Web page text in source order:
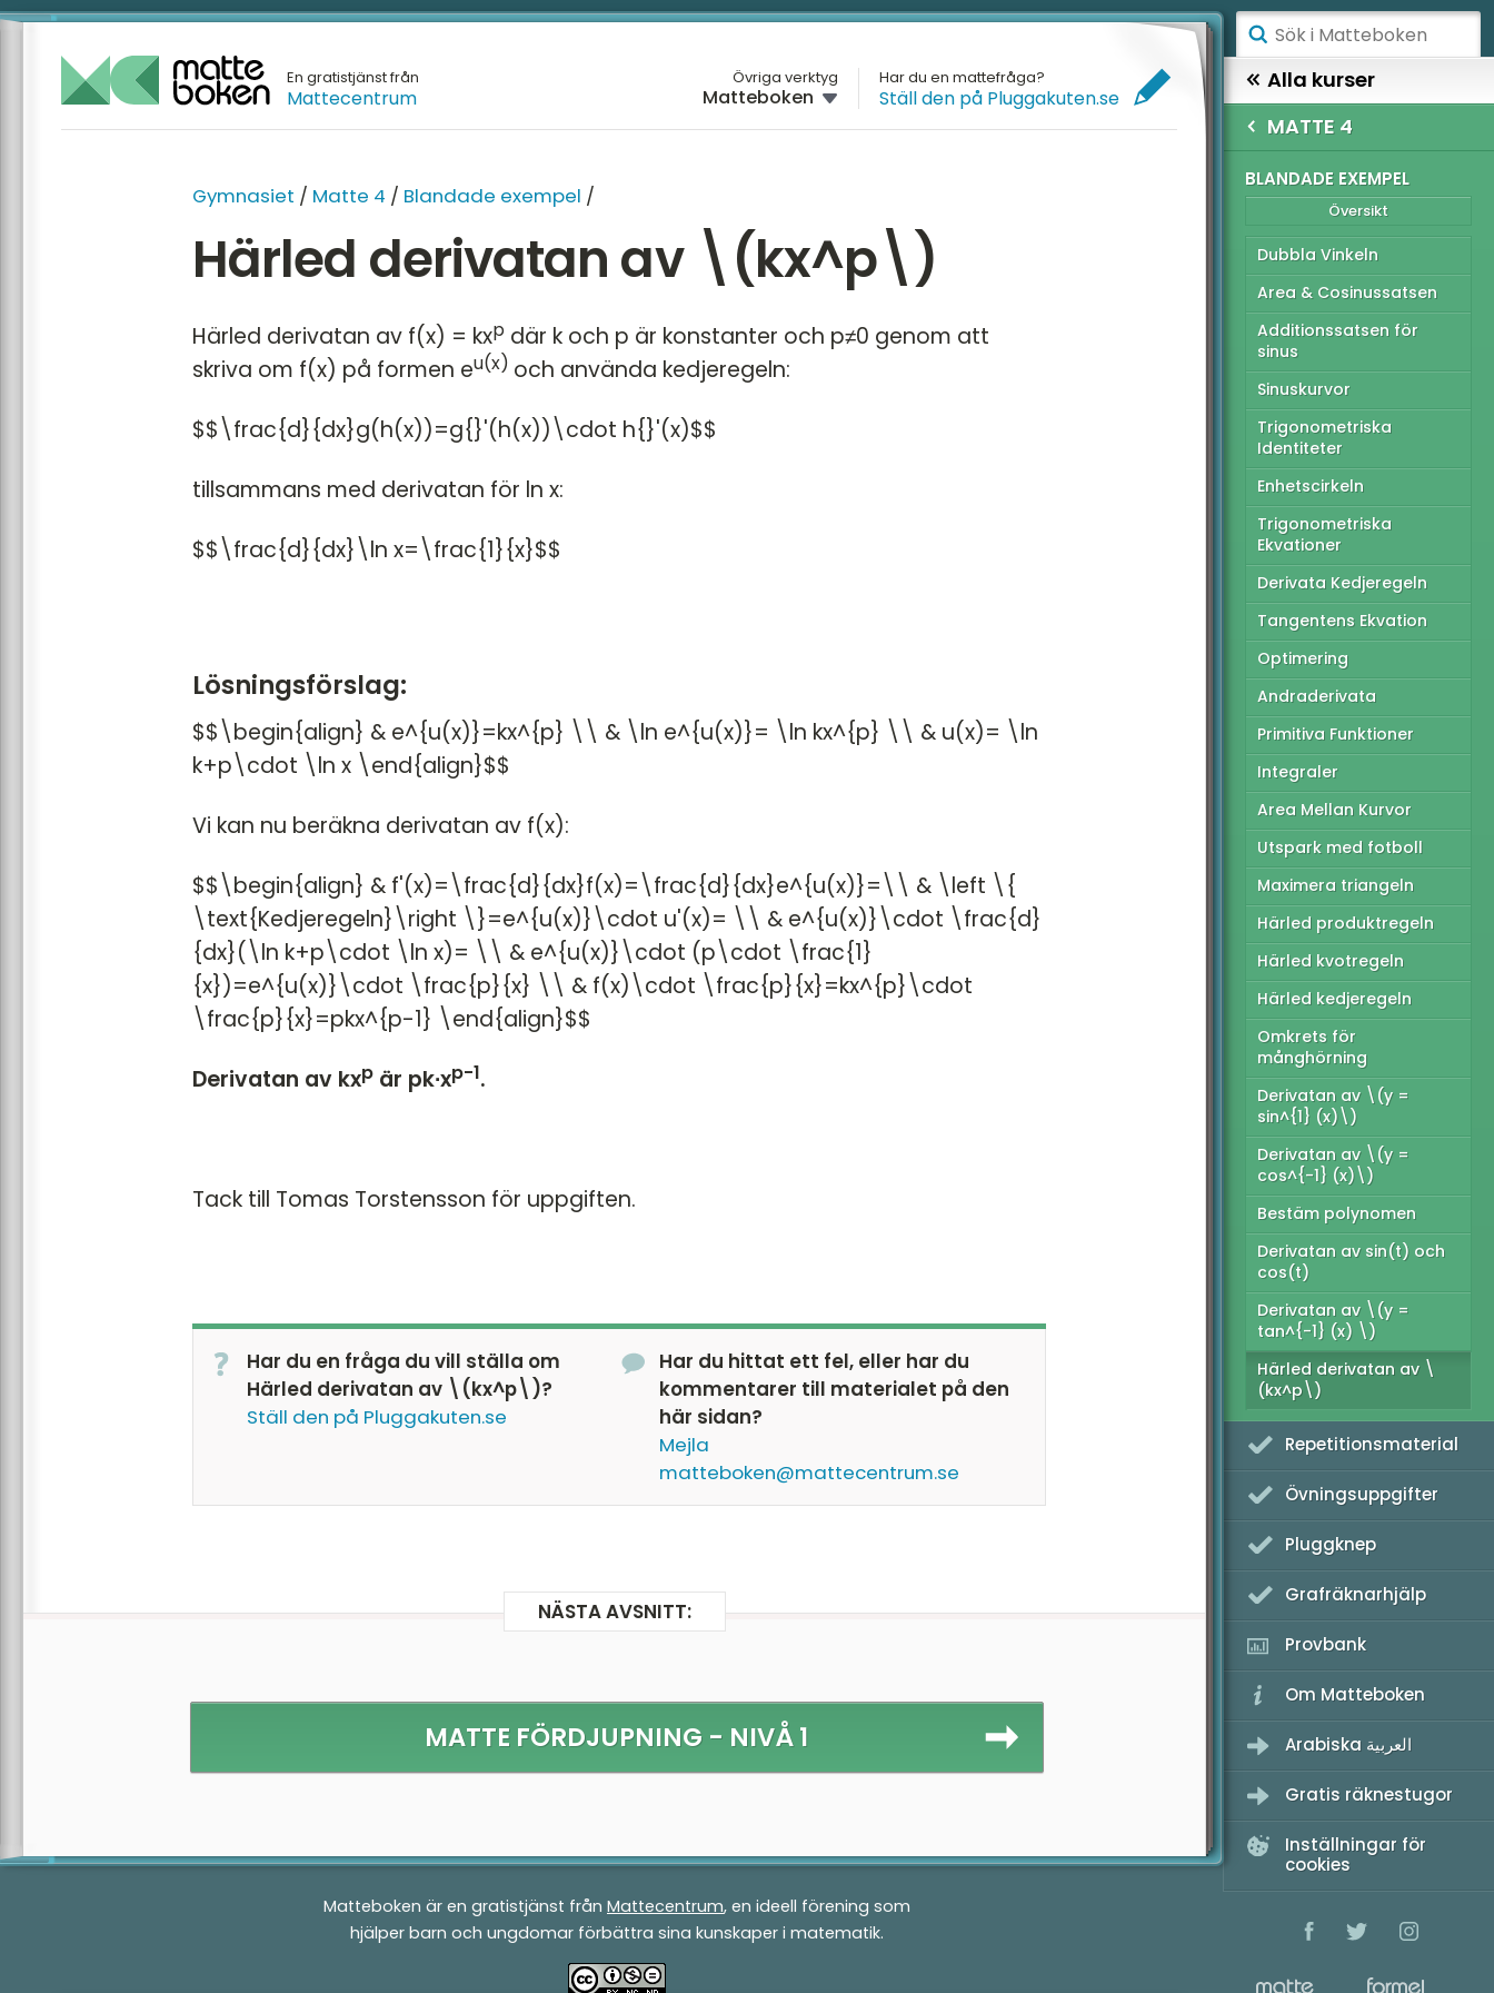
En gratistjänst från
Mattecentrum
Har du en mattefråga?
Ställ den på Pluggakuten.se
Övriga verktyg
Matteboken
Gymnasiet / Matte 4 / Blandade exempel /
Härled derivatan av \(kx^p\)
Härled derivatan av f(x) = kxp där k och p är konstanter och p≠0 genom att
skriva om f(x) på formen eu(x) och använda kedjeregeln:
$$\frac{d}{dx}g(h(x))=g{}'(h(x))\cdot h{}'(x)$$
tillsammans med derivatan för ln x:
$$\frac{d}{dx}\ln x=\frac{1}{x}$$
Lösningsförslag:
$$\begin{align} & e^{u(x)}=kx^{p} \\ & \ln e^{u(x)}= \ln kx^{p} \\ & u(x)= \ln
k+p\cdot \ln x \end{align}$$
Vi kan nu beräkna derivatan av f(x):
$$\begin{align} & f'(x)=\frac{d}{dx}f(x)=\frac{d}{dx}e^{u(x)}=\\ & \left \{
\text{Kedjeregeln}\right \}=e^{u(x)}\cdot u'(x)= \\ & e^{u(x)}\cdot \frac{d}
{dx}(\ln k+p\cdot \ln x)= \\ & e^{u(x)}\cdot (p\cdot \frac{1}
{x})=e^{u(x)}\cdot \frac{p}{x} \\ & f(x)\cdot \frac{p}{x}=kx^{p}\cdot
\frac{p}{x}=pkx^{p-1} \end{align}$$
Derivatan av kxp är pk∙xp-1.
Tack till Tomas Torstensson för uppgiften.
Har du en fråga du vill ställa om
Härled derivatan av \(kx^p\)?
Ställ den på Pluggakuten.se
Har du hittat ett fel, eller har du
kommentarer till materialet på den
här sidan?
Mejla
matteboken@mattecentrum.se
NÄSTA AVSNITT:
MATTE FÖRDJUPNING - NIVÅ 1
LÅGSTADIET
MELLANSTADIET
Alla kurser
GYMNASIET
Matte 2
Matte 4
GYMNASIET MATTE 4
BLANDADE EXEMPEL
Översikt
Dubbla Vinkeln
Area & Cosinussatsen
Additionssatsen för
sinus
Sinuskurvor
Trigonometriska
Identiteter
Enhetscirkeln
Trigonometriska
Ekvationer
Derivata Kedjeregeln
Tangentens Ekvation
Optimering
Andraderivata
Primitiva Funktioner
Integraler
Area Mellan Kurvor
Utspark med fotboll
Maximera triangeln
Härled produktregeln
Härled kvotregeln
Härled kedjeregeln
Omkrets för
månghörning
Derivatan av \(y =
sin^{1} (x)\)
Derivatan av \(y =
cos^{-1} (x)\)
Bestäm polynomen
Derivatan av sin(t) och
cos(t)
Derivatan av \(y =
tan^{-1} (x) \)
Härled derivatan av \
(kx^p\)
Repetitionsmaterial
Övningsuppgifter
Pluggknep
Grafräknarhjälp
Provbank
Om Matteboken
Arabiska العربية
Gratis räknestugor
Inställningar för
cookies
Matte 5
Mattespecialisering
Matteboken är en gratistjänst från Mattecentrum, en ideell förening som
hjälper barn och ungdomar förbättra sina kunskaper i matematik.